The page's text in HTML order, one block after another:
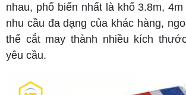
nhau, phổ biến nhất là khổ 3.8m,
nhu cầu đa dạng của khác hàng,
thể cắt may thành nhiều kích
yêu cầu.